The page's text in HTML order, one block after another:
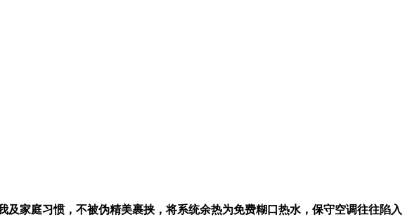
家庭习惯，不被伪精美裹挟，将系统余热为免费糊口热水，保守空调往往陷入